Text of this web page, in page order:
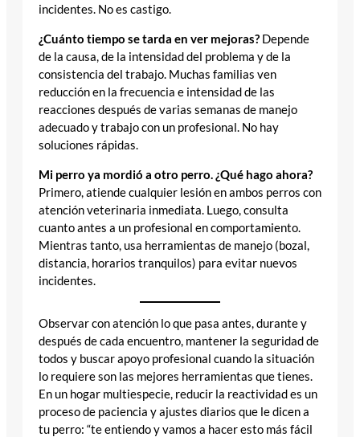
incidentes. No es castigo.
¿Cuánto tiempo se tarda en ver mejoras? Depende
de la causa, de la intensidad del problema y de la
consistencia del trabajo. Muchas familias ven
reducción en la frecuencia e intensidad de las
reacciones después de varias semanas de manejo
adecuado y trabajo con un profesional. No hay
soluciones rápidas.
Mi perro ya mordió a otro perro. ¿Qué hago ahora?
Primero, atiende cualquier lesión en ambos perros con
atención veterinaria inmediata. Luego, consulta
cuanto antes a un profesional en comportamiento.
Mientras tanto, usa herramientas de manejo (bozal,
distancia, horarios tranquilos) para evitar nuevos
incidentes.
Observar con atención lo que pasa antes, durante y
después de cada encuentro, mantener la seguridad de
todos y buscar apoyo profesional cuando la situación
lo requiere son las mejores herramientas que tienes.
En un hogar multiespecie, reducir la reactividad es un
proceso de paciencia y ajustes diarios que le dicen a
tu perro: “te entiendo y vamos a hacer esto más fácil